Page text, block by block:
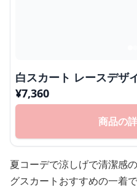
白スカート レースデザ
¥7,360
商品の
夏コーデで涼しげで清潔感
グスカートおすすめの一着で